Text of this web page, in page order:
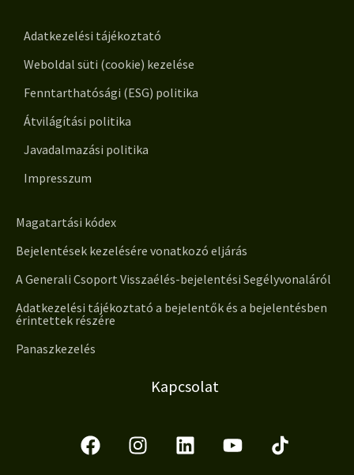
Adatkezelési tájékoztató
Weboldal süti (cookie) kezelése
Fenntarthatósági (ESG) politika
Átvilágítási politika
Javadalmazási politika
Impresszum
Magatartási kódex
Bejelentések kezelésére vonatkozó eljárás
A Generali Csoport Visszaélés-bejelentési Segélyvonaláról
Adatkezelési tájékoztató a bejelentők és a bejelentésben
érintettek részére
Panaszkezelés
Kapcsolat